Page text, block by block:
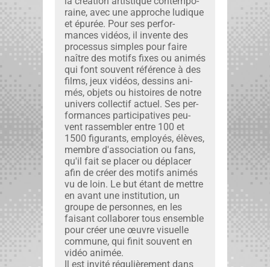
raine, avec une approche ludique
et épurée. Pour ses per­for­
mances vidéos, il invente des
proces­sus sim­ples pour faire
naître des motifs fix­es ou ani­més
qui font sou­vent référence à des
films, jeux vidéos, dessins ani­
més, objets ou his­toires de notre
univers col­lec­tif actuel. Ses per­
for­mances par­tic­i­pa­tives peu­
vent rassem­bler entre 100 et
1500 fig­u­rants, employés, élèves,
mem­bre d'association ou fans,
qu'il fait se plac­er ou déplac­er
afin de créer des motifs ani­més
vu de loin. Le but étant de met­tre
en avant une insti­tu­tion, un
groupe de per­son­nes, en les
faisant col­la­bor­er tous ensem­ble
pour créer une œuvre visuelle
com­mune, qui finit sou­vent en
vidéo ani­mée.
Il est invité régulière­ment dans